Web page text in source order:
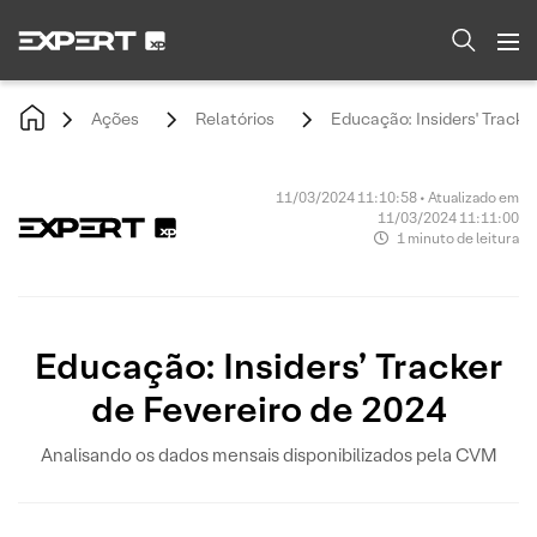
Ações Relatórios Educação: Insiders'
11/03/2024 11:10:58 • Atualizado em
11/03/2024 11:11:00
1 minuto de leitura
Educação: Insiders’ Tracker
de Fevereiro de 2024
Analisando os dados mensais disponibilizados pela CVM